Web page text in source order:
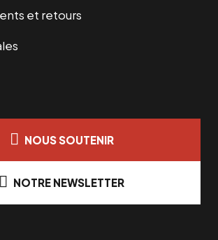
et retours
NOUS SOUTENIR
NOTRE NEWSLETTER